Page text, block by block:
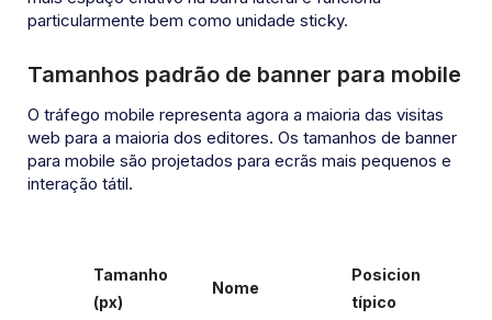
particularmente bem como unidade sticky.
Tamanhos padrão de banner para mobile
O tráfego mobile representa agora a maioria das visitas
web para a maioria dos editores. Os tamanhos de banner
para mobile são projetados para ecrãs mais pequenos e
interação tátil.
Tamanho
(px)
Nome
Posicionamento
típico